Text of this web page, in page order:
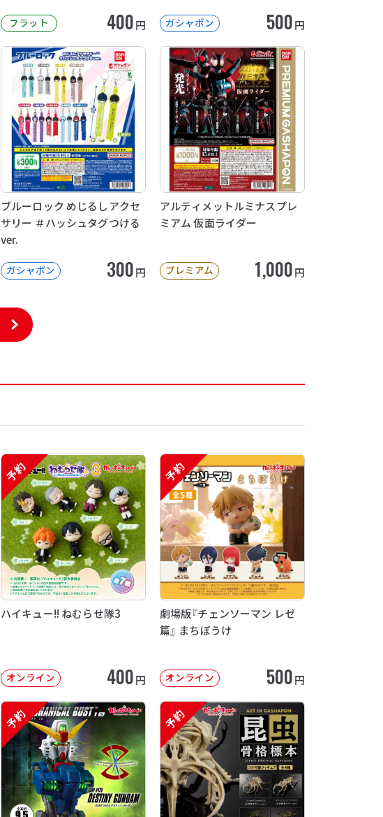
フラット 400円 ガシャポン 500円
ブルーロック めじるしアクセ
サリー ＃ハッシュタグつける
ver.
ガシャポン 300円
アルティメットルミナスプレ
ミアム 仮面ライダー
プレミアム 1,000円
予約
ハイキュー!! ねむらせ隊3
オンライン 400円
予約
劇場版『チェンソーマン レゼ
篇』 まちぼうけ
オンライン 500円
予約 予約